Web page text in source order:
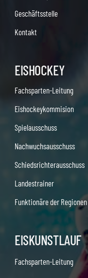
Geschäftsstelle
Kontakt
EISHOCKEY
Fachsparten-Leitung
Eishockeykommision
Spielausschuss
Nachwuchsausschuss
Schiedsrichterausschuss
Landestrainer
Funktionäre der Regionen
EISKUNSTLAUF
Fachsparten-Leitung